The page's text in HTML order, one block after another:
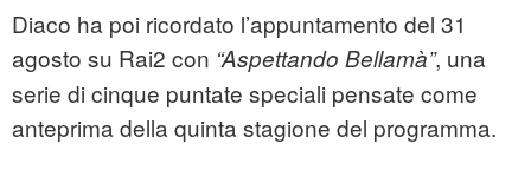
Diaco ha poi ricordato l’appuntamento del 31
agosto su Rai2 con “Aspettando Bellamà”, una
serie di cinque puntate speciali pensate come
anteprima della quinta stagione del programma.